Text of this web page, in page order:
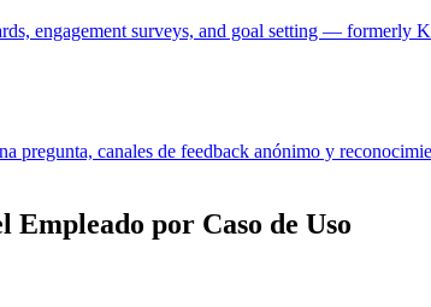
engagement surveys, and goal setting — formerly
pregunta, canales de feedback anónimo y
por Caso de Uso